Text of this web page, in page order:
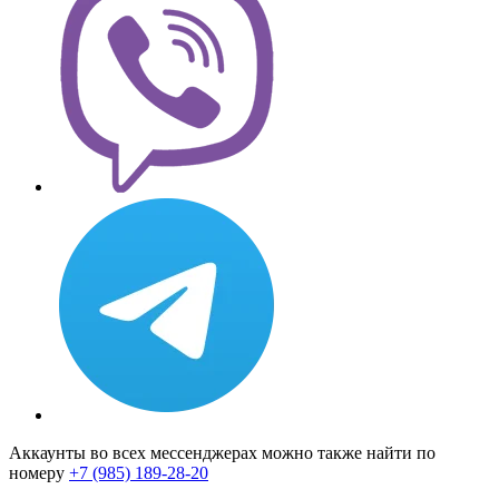
Аккаунты во всех мессенджерах можно также найти по
номеру +7 (985) 189-28-20